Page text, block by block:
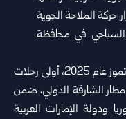
حركة الملاحة ‌‏الجوية
في محافظة
استقبل في شهر تموز عام 2025، ‏أولى رحلات
مطار الشارقة ‏الدولي، ضمن
ودولة ‏الإمارات العربية